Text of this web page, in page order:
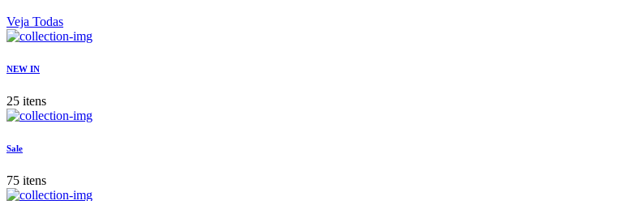
Veja Todas
NEW IN
25 itens
Sale
75 itens